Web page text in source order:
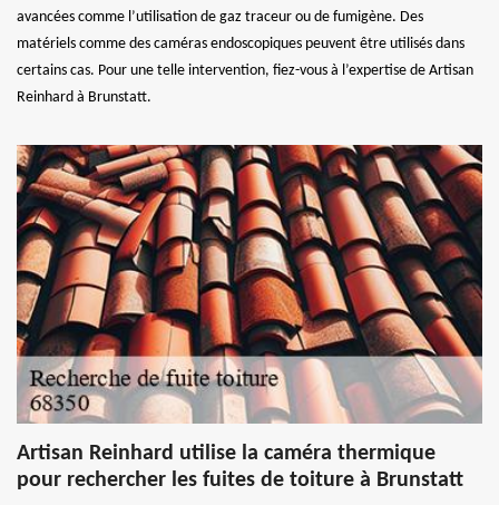
avancées comme l’utilisation de gaz traceur ou de fumigène. Des
matériels comme des caméras endoscopiques peuvent être utilisés dans
certains cas. Pour une telle intervention, fiez-vous à l’expertise de Artisan
Reinhard à Brunstatt.
Artisan Reinhard utilise la caméra thermique
pour rechercher les fuites de toiture à Brunstatt